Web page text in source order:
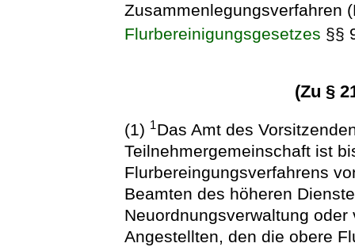
Zusammenlegungsverfahren
Flurbereinigungsgesetzes §§
(Zu §
(1) 1Das Amt des
Teilnehmergemeinschaft ist
Flurbereingungsverfahrens
Beamten des höheren
Neuordnungsverwaltung
Angestellten, den die obere